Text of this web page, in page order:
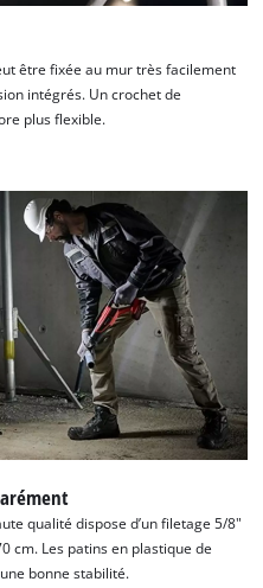
être fixée au mur très facilement
intégrés. Un crochet de
plus flexible.
qualité dispose d’un filetage 5/8"
cm. Les patins en plastique de
bonne stabilité.